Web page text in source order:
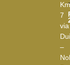
Km
7
via
–